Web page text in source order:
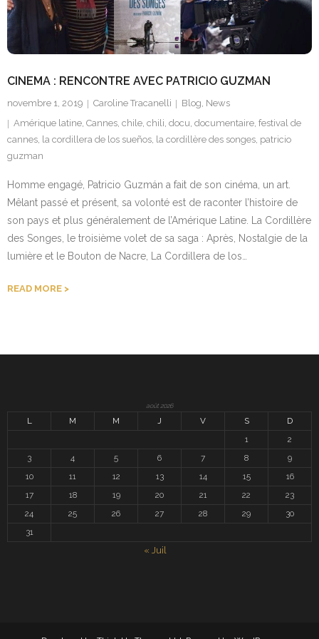
Contact
CINEMA : RENCONTRE AVEC PATRICIO GUZMAN
novembre 1, 2019 Caroline Tracanelli Blog News
Amérique latine Cannes chile chili docu documentaire festival de
cannes la cordillera de los sueños la cordillère des songes patricio
guzman
Homme engagé, Patricio Guzmán a fait de son cinéma, un art.
Mêlant passé et présent, sa volonté est de raconter l’histoire de
son pays et plus généralement de l’Amérique Latine. La Cordillère
des Songes, le troisième volet de sa saga : Après, Nostalgie de la
lumière et le Bouton de Nacre, La Cordillera de los…
READ MORE
août 2026
L M M J V S
D
1
2
3
4 5 6 7 8
9
10
11 12 13 14 15
16
17
18 19 20 21 22
23
24
25 26 27 28 29
30
31
« Juil